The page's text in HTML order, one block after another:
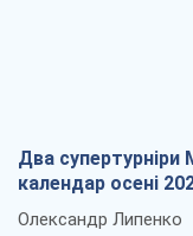
Два супертурніри
календар осені
Олександр Липенко